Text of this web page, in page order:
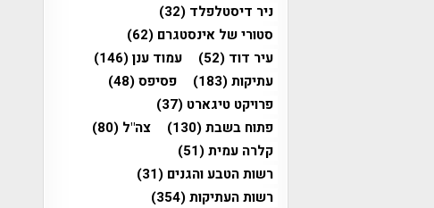
ניר דיסטלפלד (32)
סטורי של אינסטגרם (62)
עיר דוד (52) עמוד ענן(146)
עתיקות(183) פסיפס(48)
פרויקט טיגארט (37)
פתוח בשבת(130) צה"ל (80)
קלרה עמית(51)
רשות הטבע והגנים (31)
רשות העתיקות(354)